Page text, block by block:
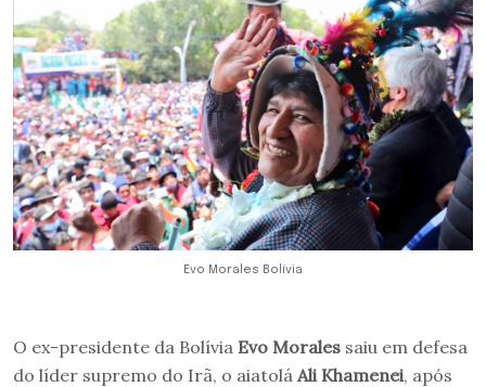
Evo Morales Bolívia
O ex-presidente da Bolívia Evo Morales saiu em defesa
do líder supremo do Irã, o aiatolá Ali Khamenei, após